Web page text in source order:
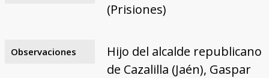
(Prisiones)
Observaciones
Hijo del alcalde republicano
de Cazalilla (Jaén), Gaspar